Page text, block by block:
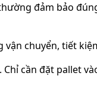
đảm bảo
vận chuyển, tiết
cần đặt pallet